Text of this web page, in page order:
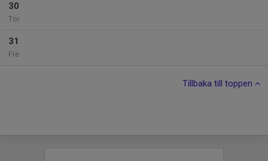
30
Tor
31
Fre
Tillbaka till toppen